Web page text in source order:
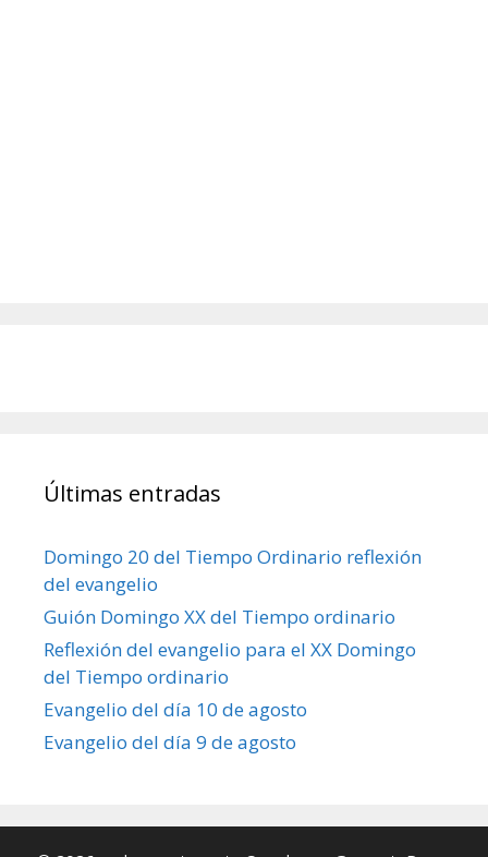
Últimas entradas
Domingo 20 del Tiempo Ordinario reflexión
del evangelio
Guión Domingo XX del Tiempo ordinario
Reflexión del evangelio para el XX Domingo
del Tiempo ordinario
Evangelio del día 10 de agosto
Evangelio del día 9 de agosto